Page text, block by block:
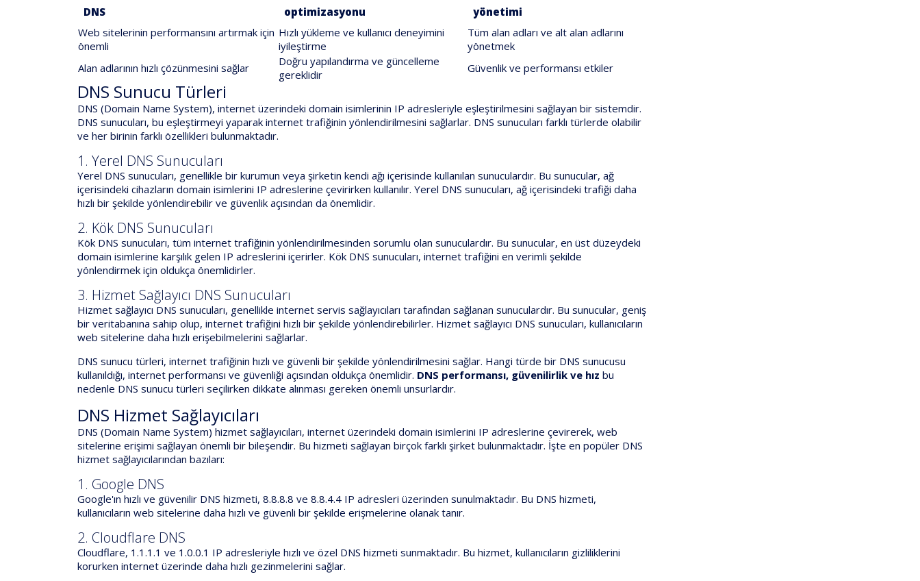
DNS optimizasyonu
yönetimi
Web sitelerinin performansını artırmak için
önemli
Hızlı yükleme ve kullanıcı deneyimini
iyileştirme
Tüm alan adları ve alt alan adlarını
yönetmek
Alan adlarının hızlı çözünmesini sağlar
Doğru yapılandırma ve güncelleme
gereklidir
Güvenlik ve performansı etkiler
DNS Sunucu Türleri
DNS (Domain Name System), internet üzerindeki domain isimlerinin IP adresleriyle eşleştirilmesini sağlayan bir sistemdir.
DNS sunucuları, bu eşleştirmeyi yaparak internet trafiğinin yönlendirilmesini sağlarlar. DNS sunucuları farklı türlerde olabilir
ve her birinin farklı özellikleri bulunmaktadır.
1. Yerel DNS Sunucuları
Yerel DNS sunucuları, genellikle bir kurumun veya şirketin kendi ağı içerisinde kullanılan sunuculardır. Bu sunucular, ağ
içerisindeki cihazların domain isimlerini IP adreslerine çevirirken kullanılır. Yerel DNS sunucuları, ağ içerisindeki trafiği daha
hızlı bir şekilde yönlendirebilir ve güvenlik açısından da önemlidir.
2. Kök DNS Sunucuları
Kök DNS sunucuları, tüm internet trafiğinin yönlendirilmesinden sorumlu olan sunuculardır. Bu sunucular, en üst düzeydeki
domain isimlerine karşılık gelen IP adreslerini içerirler. Kök DNS sunucuları, internet trafiğini en verimli şekilde
yönlendirmek için oldukça önemlidirler.
3. Hizmet Sağlayıcı DNS Sunucuları
Hizmet sağlayıcı DNS sunucuları, genellikle internet servis sağlayıcıları tarafından sağlanan sunuculardır. Bu sunucular, geniş
bir veritabanına sahip olup, internet trafiğini hızlı bir şekilde yönlendirebilirler. Hizmet sağlayıcı DNS sunucuları, kullanıcıların
web sitelerine daha hızlı erişebilmelerini sağlarlar.
DNS sunucu türleri, internet trafiğinin hızlı ve güvenli bir şekilde yönlendirilmesini sağlar. Hangi türde bir DNS sunucusu
kullanıldığı, internet performansı ve güvenliği açısından oldukça önemlidir. DNS performansı, güvenilirlik ve hız bu
nedenle DNS sunucu türleri seçilirken dikkate alınması gereken önemli unsurlardır.
DNS Hizmet Sağlayıcıları
DNS (Domain Name System) hizmet sağlayıcıları, internet üzerindeki domain isimlerini IP adreslerine çevirerek, web
sitelerine erişimi sağlayan önemli bir bileşendir. Bu hizmeti sağlayan birçok farklı şirket bulunmaktadır. İşte en popüler DNS
hizmet sağlayıcılarından bazıları:
1. Google DNS
Google'ın hızlı ve güvenilir DNS hizmeti, 8.8.8.8 ve 8.8.4.4 IP adresleri üzerinden sunulmaktadır. Bu DNS hizmeti,
kullanıcıların web sitelerine daha hızlı ve güvenli bir şekilde erişmelerine olanak tanır.
2. Cloudflare DNS
Cloudflare, 1.1.1.1 ve 1.0.0.1 IP adresleriyle hızlı ve özel DNS hizmeti sunmaktadır. Bu hizmet, kullanıcıların gizliliklerini
korurken internet üzerinde daha hızlı gezinmelerini sağlar.